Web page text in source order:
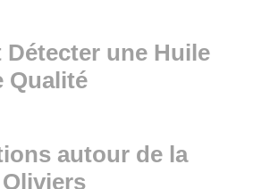
Détecter une Huile
Qualité
autour de la